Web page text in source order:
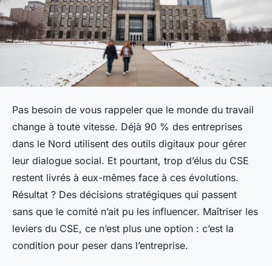
Pas besoin de vous rappeler que le monde du travail
change à toute vitesse. Déjà 90 % des entreprises
dans le Nord utilisent des outils digitaux pour gérer
leur dialogue social. Et pourtant, trop d’élus du CSE
restent livrés à eux-mêmes face à ces évolutions.
Résultat ? Des décisions stratégiques qui passent
sans que le comité n’ait pu les influencer. Maîtriser les
leviers du CSE, ce n’est plus une option : c’est la
condition pour peser dans l’entreprise.